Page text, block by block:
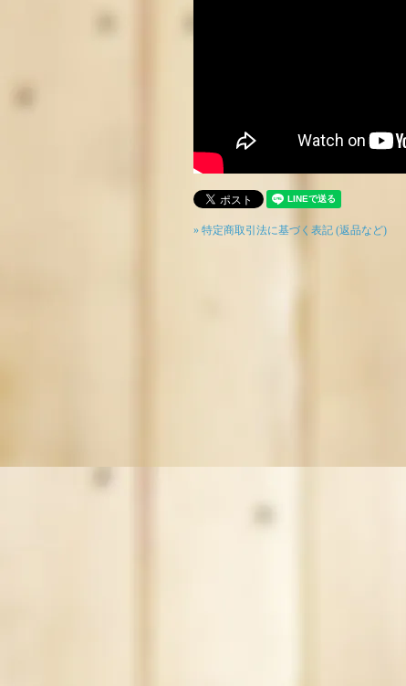
» 特定商取引法に基づく表記 (返品など)